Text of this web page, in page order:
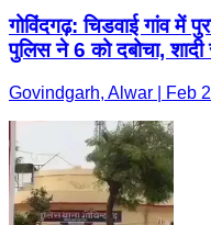
गोविंदगढ़: चिडवाई गांव में
पुलिस ने 6 को दबोचा,
Govindgarh, Alwar | Feb